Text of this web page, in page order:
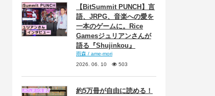
【BitSummit PUNCH】言
語、JRPG、音楽への愛を
一本のゲームに。Rice
Gamesジュリアンさんが
語る『Shujinkou』
雨森 / ame-mori
2026. 06. 10
503
約5万冊が自由に読める！